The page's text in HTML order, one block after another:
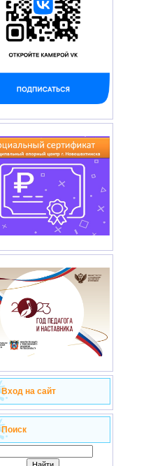
Вход на сайт
Поиск